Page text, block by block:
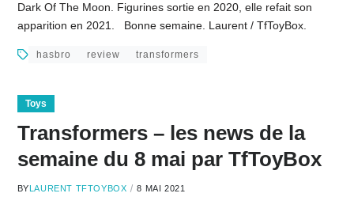
Dark Of The Moon. Figurines sortie en 2020, elle refait son
apparition en 2021. Bonne semaine. Laurent / TfToyBox.
hasbro review transformers
Toys
Transformers – les news de la
semaine du 8 mai par TfToyBox
BYLAURENT TFTOYBOX 8 MAI 2021